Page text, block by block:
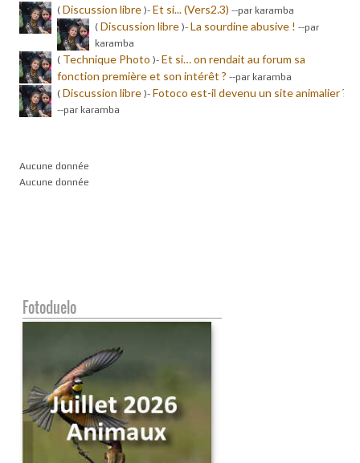
( Discussion libre )- Et si... (Vers2.3) --par karamba
( Discussion libre )- La sourdine abusive ! --par
karamba
( Technique Photo )- Et si… on rendait au forum sa
fonction première et son intérêt ? --par karamba
( Discussion libre )- Fotoco est-il devenu un site animalier ?
--par karamba
Aucune donnée
Aucune donnée
Fotoduelo